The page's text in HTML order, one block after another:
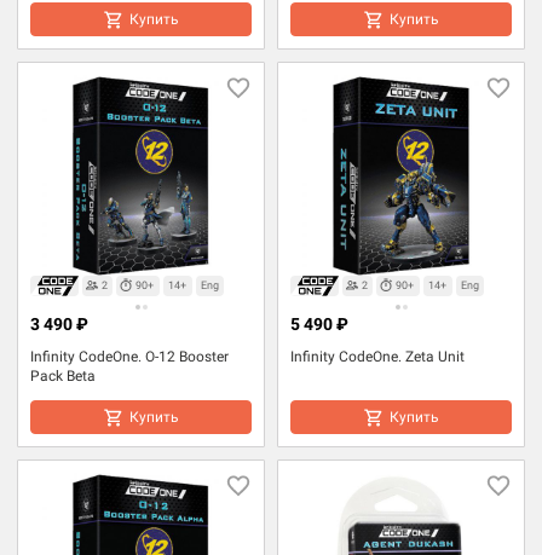
Купить Купить
2 90+ 14+ Eng
Infinity CodeOne. O-12 Booster
Pack Beta
3 490 ₽
Купить
2 90+ 14+ Eng
Infinity CodeOne. Zeta Unit
5 490 ₽
Купить